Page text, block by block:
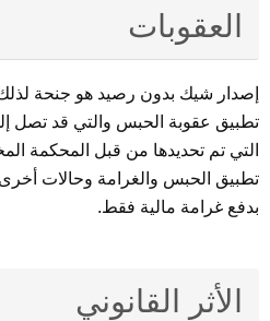
العقوبات
إصدار شيك بدون رصيد هو جنحة
تطبيق عقوبة الحبس والتي قد تصل
التي تم تحديدها من قبل المحكمة
تطبيق الحبس والغرامة وحالات
بدفع غرامة مالية فقط.
الأثر القانوني